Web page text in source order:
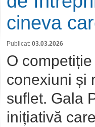
cineva
Publicat: 03.03.2026
O
conexiuni și
suflet. Gala
inițiativă